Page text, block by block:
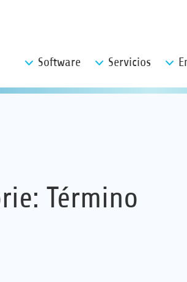
Software Servicios
Término